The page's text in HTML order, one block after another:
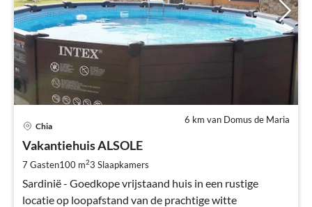
6 km van Domus de Maria
Chia
Vakantiehuis ALSOLE
7 Gasten100 m23 Slaapkamers
Sardinië - Goedkope vrijstaand huis in een rustige
locatie op loopafstand van de prachtige witte